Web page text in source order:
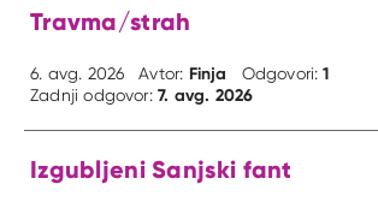
Travma/strah
6. avg. 2026 Avtor: Finja Odgovori:1
Zadnji odgovor:7. avg. 2026
Izgubljeni Sanjski fant